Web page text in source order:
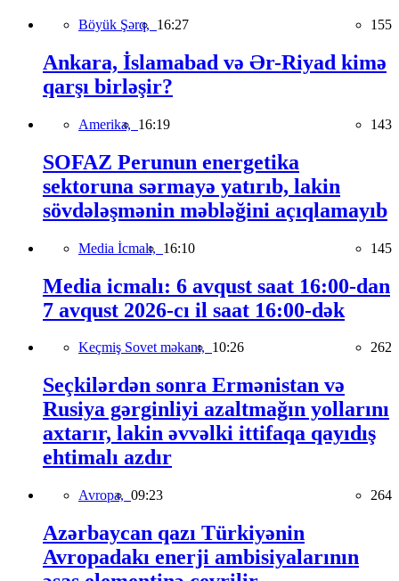
Böyük Şərq, 16:27 155
Ankara, İslamabad və Ər-Riyad kimə
qarşı birləşir?
Amerika, 16:19 143
SOFAZ Perunun energetika
sektoruna sərmayə yatırıb, lakin
sövdələşmənin məbləğini açıqlamayıb
Media İcmalı, 16:10 145
Media icmalı: 6 avqust saat 16:00-dan
7 avqust 2026-cı il saat 16:00-dək
Keçmiş Sovet məkanı, 10:26 262
Seçkilərdən sonra Ermənistan və
Rusiya gərginliyi azaltmağın yollarını
axtarır, lakin əvvəlki ittifaqa qayıdış
ehtimalı azdır
Avropa, 09:23 264
Azərbaycan qazı Türkiyənin
Avropadakı enerji ambisiyalarının